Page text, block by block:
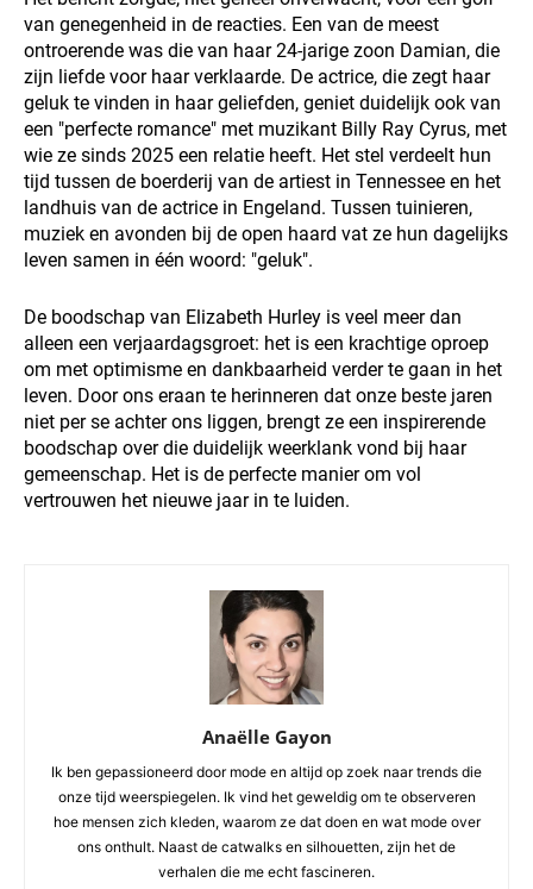
van genegenheid in de reacties. Een van de meest
ontroerende was die van haar 24-jarige zoon Damian, die
zijn liefde voor haar verklaarde. De actrice, die zegt haar
geluk te vinden in haar geliefden, geniet duidelijk ook van
een "perfecte romance" met muzikant Billy Ray Cyrus, met
wie ze sinds 2025 een relatie heeft. Het stel verdeelt hun
tijd tussen de boerderij van de artiest in Tennessee en het
landhuis van de actrice in Engeland. Tussen tuinieren,
muziek en avonden bij de open haard vat ze hun dagelijks
leven samen in één woord: "geluk".
De boodschap van Elizabeth Hurley is veel meer dan
alleen een verjaardagsgroet: het is een krachtige oproep
om met optimisme en dankbaarheid verder te gaan in het
leven. Door ons eraan te herinneren dat onze beste jaren
niet per se achter ons liggen, brengt ze een inspirerende
boodschap over die duidelijk weerklank vond bij haar
gemeenschap. Het is de perfecte manier om vol
vertrouwen het nieuwe jaar in te luiden.
Anaëlle Gayon
Ik ben gepassioneerd door mode en altijd op zoek naar trends die
onze tijd weerspiegelen. Ik vind het geweldig om te observeren
hoe mensen zich kleden, waarom ze dat doen en wat mode over
ons onthult. Naast de catwalks en silhouetten, zijn het de
verhalen die me echt fascineren.